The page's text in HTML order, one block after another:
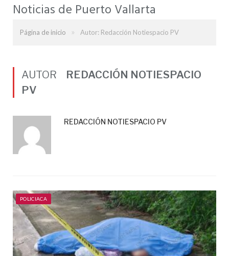
Noticias de Puerto Vallarta
Página de inicio » Autor: Redacción Notiespacio PV
AUTOR
REDACCIÓN NOTIESPACIO
PV
REDACCIÓN NOTIESPACIO PV
POLICIACA